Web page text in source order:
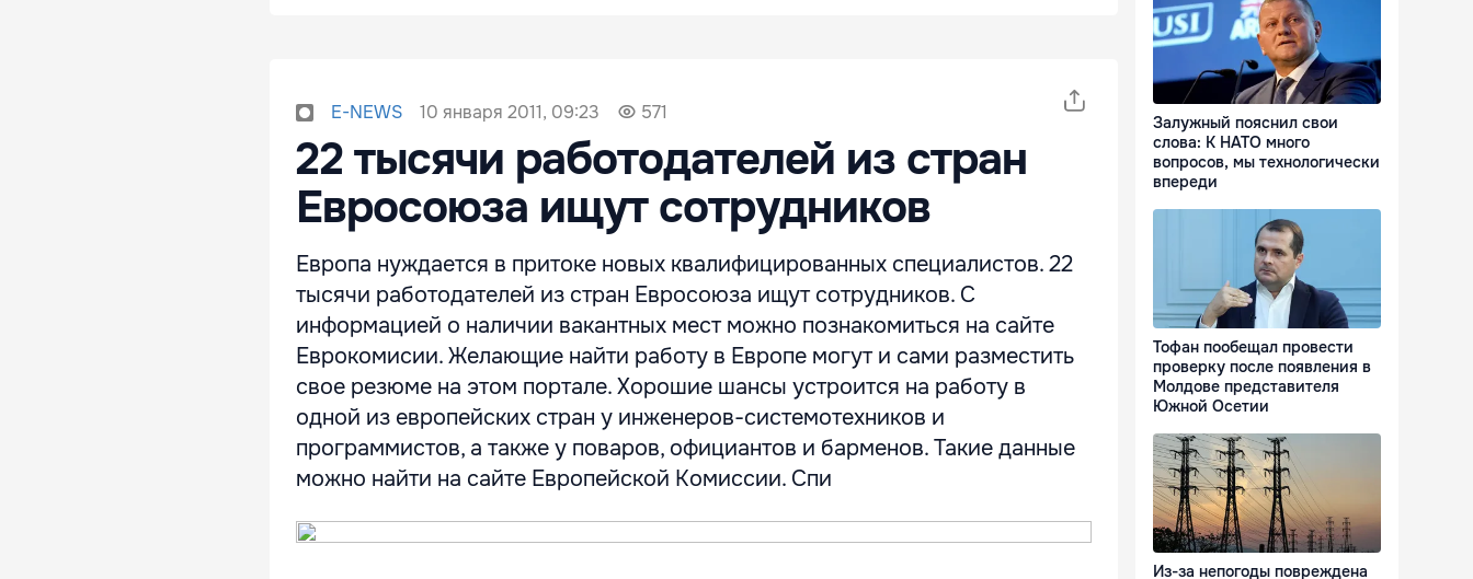
E-NEWS 10 января 2011, 09:23 571
22 тысячи работодателей из стран
Евросоюза ищут сотрудников
Европа нуждается в притоке новых квалифицированных специалистов. 22
тысячи работодателей из стран Евросоюза ищут сотрудников. С
информацией о наличии вакантных мест можно познакомиться на сайте
Еврокомисии. Желающие найти работу в Европе могут и сами разместить
свое резюме на этом портале. Хорошие шансы устроится на работу в
одной из европейских стран у инженеров-системотехников и
программистов, а также у поваров, официантов и барменов. Такие данные
можно найти на сайте Европейской Комиссии. Спи
Залужный пояснил свои
слова: К НАТО много
вопросов, мы технологически
впереди
Тофан пообещал провести
проверку после появления в
Молдове представителя
Южной Осетии
Из-за непогоды повреждена